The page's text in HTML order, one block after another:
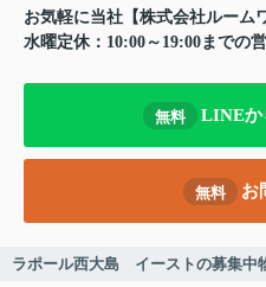
お気軽に当社【株式会社ルーム
水曜定休：10:00～19:00までの
無料 LINEか
無料 お
ラポール西大島 イーストの募集中